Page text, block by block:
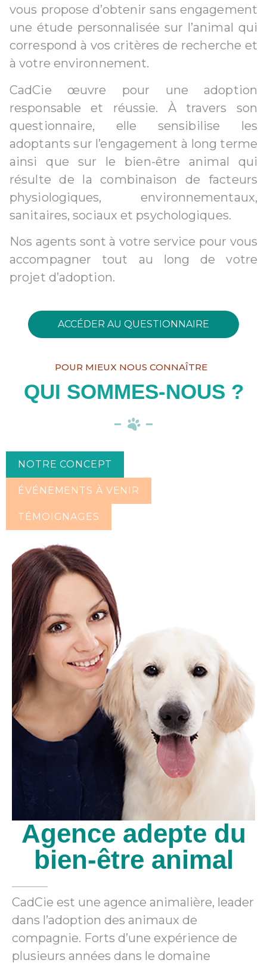
vous propose d’obtenir sans engagement
une étude personnalisée sur l’animal qui
correspond à vos critères de recherche et
à votre environnement.
CadCie œuvre pour une adoption
responsable et réussie. À travers son
questionnaire, elle sensibilise les
adoptants sur l’engagement à long terme
ainsi que sur le bien-être animal qui
résulte de la combinaison de facteurs
physiologiques, environnementaux,
sanitaires, sociaux et psychologiques.
Nos agents sont à votre service pour vous
accompagner tout au long de votre
projet d’adoption.
ACCÉDER AU QUESTIONNAIRE
POUR MIEUX NOUS CONNAÎTRE
QUI SOMMES-NOUS ?
NOTRE CONCEPT
ÉVÉNEMENTS À VENIR
TÉMOIGNAGES
Agence adepte du
bien-être animal
CadCie est une agence animalière, leader
dans l’adoption des animaux de
compagnie. Forts d’une expérience de
plusieurs années dans le domaine